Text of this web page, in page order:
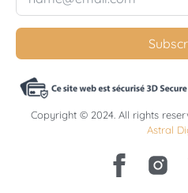
Copyright © 2024. All rights
Astral